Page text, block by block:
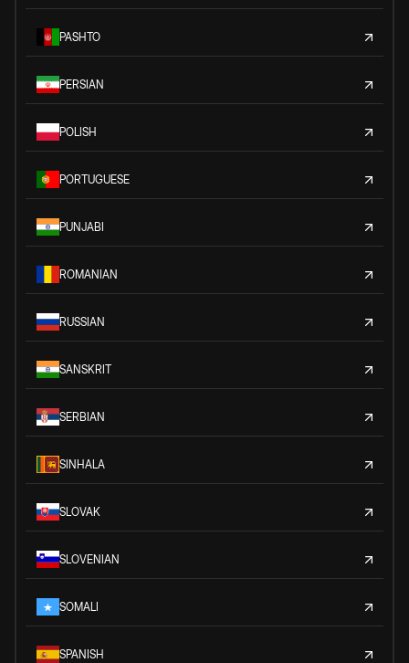
PASHTO
PERSIAN
POLISH
PORTUGUESE
PUNJABI
ROMANIAN
RUSSIAN
SANSKRIT
SERBIAN
SINHALA
SLOVAK
SLOVENIAN
SOMALI
SPANISH